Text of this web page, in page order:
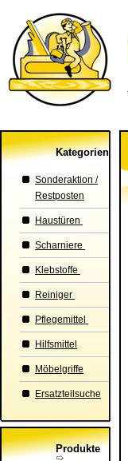
Kategorien
Sonderaktion /
Restposten
Haustüren
Scharniere
Klebstoffe
Reiniger
Pflegemittel
Hilfsmittel
Möbelgriffe
Ersatzteilsuche
Produkte